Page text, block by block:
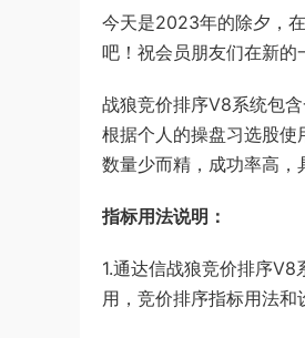
今天是2023年的除夕，
吧！祝会员朋友们在新的
战狼竞价排序V8系统包
根据个人的操盘习选股
数量少而精，成功率高，
指标用法说明：
1.通达信战狼竞价排序
用，竞价排序指标用法和